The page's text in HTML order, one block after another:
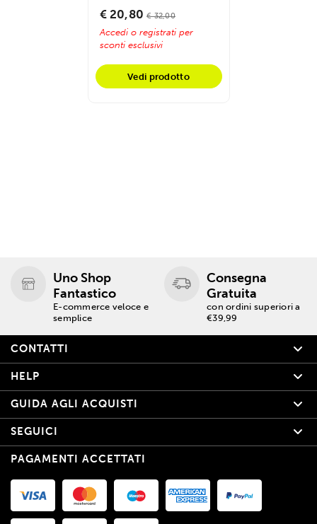
fornisce...
€ 20,80 € 32,00
Accedi o registrati per
sconti esclusivi
Vedi prodotto
Uno Shop
Fantastico
E-commerce veloce e
semplice
Consegna
Gratuita
con ordini superiori a
€39,99
CONTATTI
HELP
GUIDA AGLI ACQUISTI
SEGUICI
PAGAMENTI ACCETTATI